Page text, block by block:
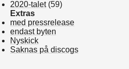
2020-talet(59)
Extras
med pressrelease
endast byten
Nyskick
Saknas på discogs